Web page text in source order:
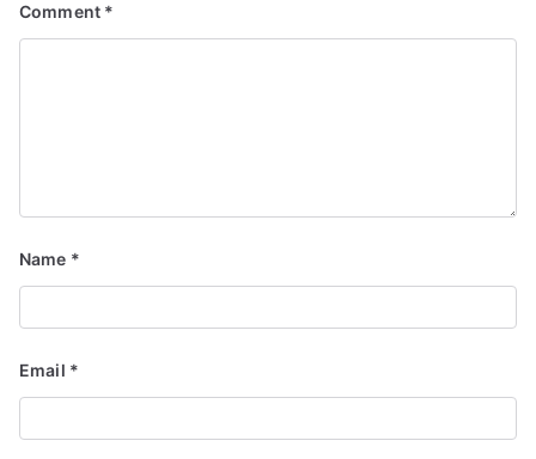
Comment *
Name *
Email *